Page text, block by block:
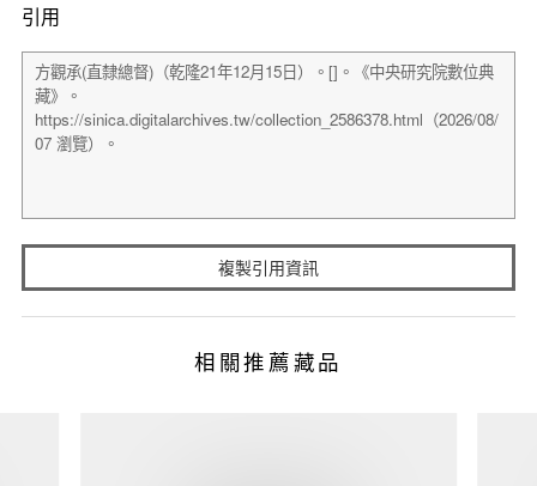
引用
複製引用資訊
相關推薦藏品